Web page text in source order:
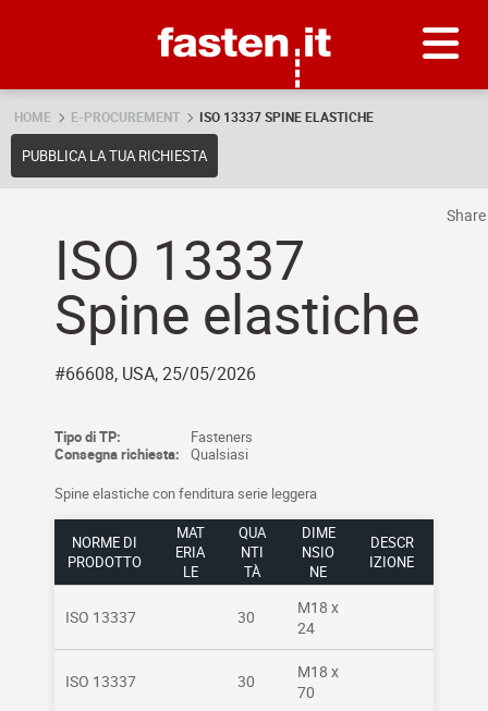
HOME E-PROCUREMENT ISO 13337 SPINE ELASTICHE
PUBBLICA LA TUA RICHIESTA
ISO 13337
Spine elastiche
#66608, USA, 25/05/2026
Tipo di TP:
Fasteners
Consegna richiesta:
Qualsiasi
Spine elastiche con fenditura serie leggera
NORME DI
PRODOTTO
MAT
ERIA
LE
QUA
NTI
TÀ
DIME
NSIO
NE
DESCR
IZIONE
ISO 13337 30
M18 x
24
ISO 13337 30
M18 x
70
Share